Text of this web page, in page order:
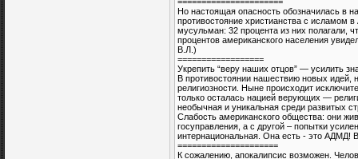
Но настоящая опасность обозначилась в
противостояние христианства с исламом
мусульман: 32 процента из них полагали,
процентов американского населения
В.Л.)
==================
Укрепить “веру наших отцов” — усилить
В противостоянии нашествию новых идей,
религиозности. Ныне происходит
только осталась нацией верующих —
необычная и уникальная среди развитых
Слабость американского общества: они
госуправления, а с другой – попытки
интернациональная. Она есть - это АДМД!
=====================
К сожалению, апокалипсис возможен.